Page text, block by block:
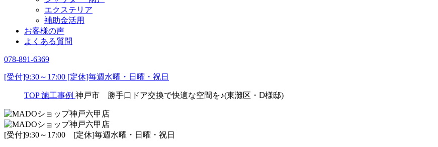
エクステリア
補助金活用
お客様の声
よくある質問
078-891-6369
[受付]9:30～17:00 [定休]毎週水曜・日曜・祝日
TOP 施工事例 神戸市 勝手口ドア交換で快適な空間を♪(東灘区・Ⅾ様邸)
[受付]9:30～17:00 [定休]毎週水曜・日曜・祝日